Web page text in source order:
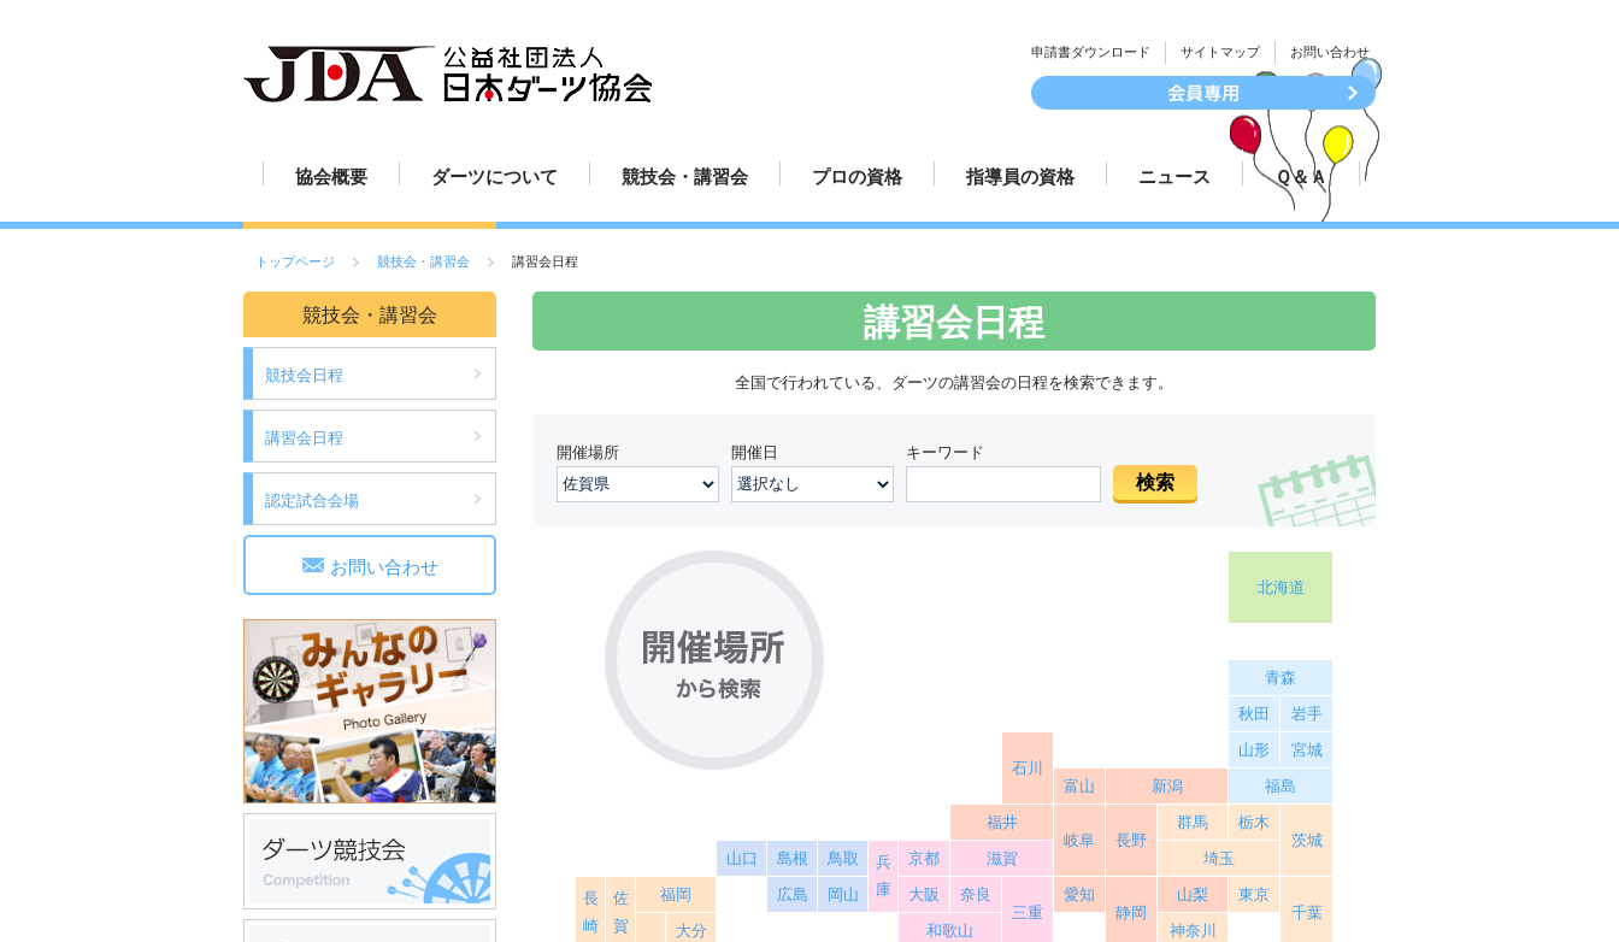
申請書ダウンロード サイトマップ お問い合わせ
協会概要
ご挨拶
JDAの歩み
組織図
定款
活動報告
ダーツについて
スポーツとしてのダーツ
ダーツの歴史
ダーツのルールとマナー
ダーツの投げ方
ボードの読み方
ボードの設置
ダーツの練習方法
ダーツの楽しみ方
ダーツ用具
競技会・講習会
競技会日程
講習会日程
認定試合場
プロの資格
プロ資格について
プロ規定
プロ資格更新手続き
プロテスト受験申請方法
プロ選手紹介
指導員の資格
指導員資格について
指導員規定
指導員更新手続き
講師派遣
ニュース
プレスリリース
大会結果速報
Ｑ＆Ａ
トップページ 競技会・講習会 講習会日程
競技会・講習会
競技会日程
講習会日程
認定試合会場
お問い合わせ
講習会日程
全国で行われている、ダーツの講習会の日程を検索できます。
開催場所 開催日 キーワード
北海道
青森
秋田
岩手
石川
山形
宮城
富山
新潟
福島
福井
岐阜
長野
群馬
栃木
茨城
山口
島根 鳥取
兵
庫
京都 滋賀 埼玉
長
崎
佐
賀
福岡 広島 岡山 大阪
奈良
三重
愛知
静岡
山梨
東京
千葉
大分 和歌山 神奈川